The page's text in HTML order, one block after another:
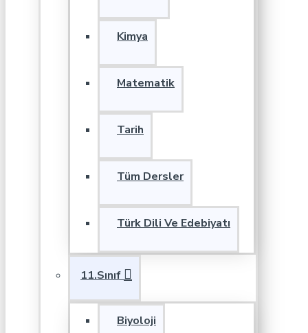
Kimya
Matematik
Tarih
Tüm Dersler
Türk Dili Ve Edebiyatı
11.Sınıf
Biyoloji